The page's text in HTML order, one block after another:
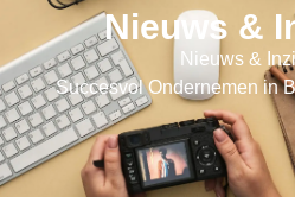
Nieuws &
Nieuws &
Succesvol Ondernemen in